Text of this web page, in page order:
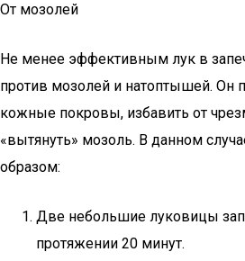
От мозолей
Не менее эффективным лук в
против мозолей и натоптышей. Он
кожные покровы, избавить от
«вытянуть» мозоль. В данном
образом:
Две небольшие луковицы
протяжении 20 минут.